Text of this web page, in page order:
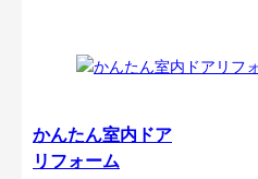
かんたん室内ドア
リフォーム